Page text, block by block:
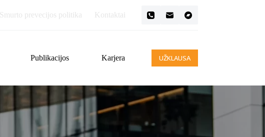
Smurto prevecijos politika Kontaktai
Publikacijos Karjera UŽKLAUSA